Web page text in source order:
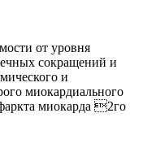
от уровня
сокращений и
и
миокардиального
миокарда 2го